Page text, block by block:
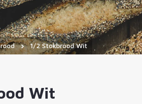
& Burgerbars
Jobs
1/2 Stokbrood Wit
Wit